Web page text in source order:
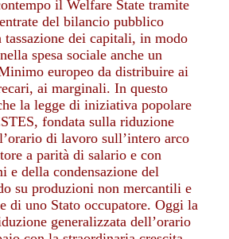
il Welfare State tramite
del bilancio pubblico
tassazione dei capitali, in modo
spesa sociale anche un
europeo da distribuire ai
ai marginali. In questo
la legge di iniziativa popolare
fondata sulla riduzione
di lavoro sull’intero arco
a parità di salario e con
e della condensazione del
su produzioni non mercantili e
di uno Stato occupatore. Oggi la
generalizzata dell’orario